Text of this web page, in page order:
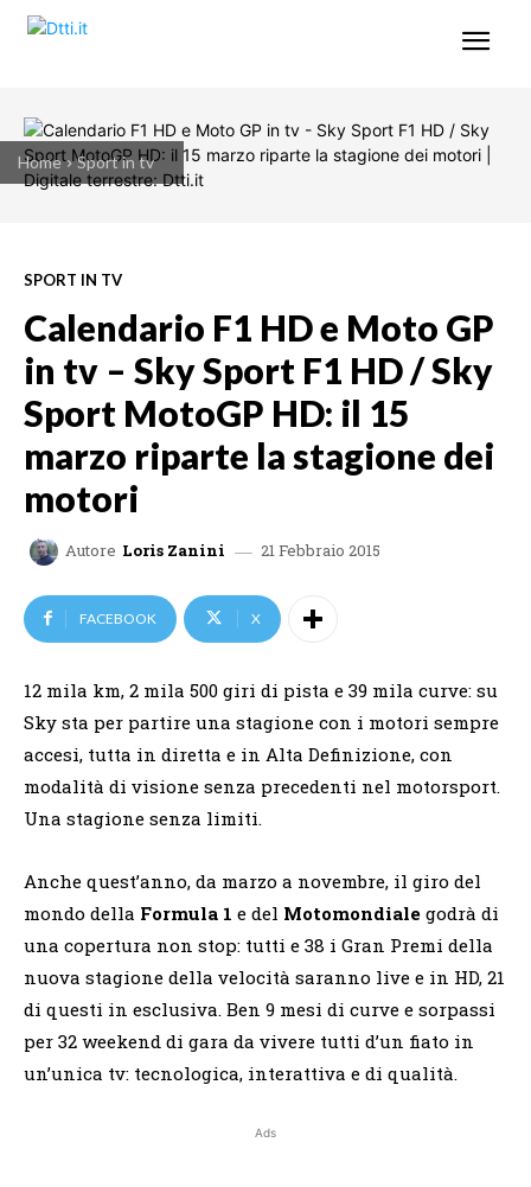
Home Sport in tv
SPORT IN TV
Calendario F1 HD e Moto GP
in tv – Sky Sport F1 HD / Sky
Sport MotoGP HD: il 15
marzo riparte la stagione dei
motori
Autore Loris Zanini 21 Febbraio 2015
FACEBOOK X
12 mila km, 2 mila 500 giri di pista e 39 mila curve: su
Sky sta per partire una stagione con i motori sempre
accesi, tutta in diretta e in Alta Definizione, con
modalità di visione senza precedenti nel motorsport.
Una stagione senza limiti.
Anche quest’anno, da marzo a novembre, il giro del
mondo della Formula 1 e del Motomondiale godrà di
una copertura non stop: tutti e 38 i Gran Premi della
nuova stagione della velocità saranno live e in HD, 21
di questi in esclusiva. Ben 9 mesi di curve e sorpassi
per 32 weekend di gara da vivere tutti d’un fiato in
un’unica tv: tecnologica, interattiva e di qualità.
Ads